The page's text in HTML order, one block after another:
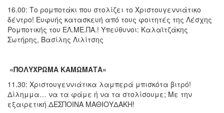
16.00: Το ρομποτάκι που στολίζει το Χριστουγεννιάτικο
δέντρο! Ευφυής κατασκευή από τους φοιτητές της Λέσχης
Ρομποτικής του ΕΛ.ΜΕ.ΠΑ.! Υπεύθυνοι: Καλαϊτζάκης
Σωτήρης, Βασίλης Λιλίτσης
«ΠΟΛΥΧΡΩΜΑ ΚΑΜΩΜΑΤΑ»
11.30: Χριστουγεννιάτικα λαμπερά μπισκότα βιτρό!
Δίλημμα… να τα φάμε ή να τα στολίσουμε; Με την
εξαιρετική ΔΕΣΠΟΙΝΑ ΜΑΘΙΟΥΔΑΚΗ!